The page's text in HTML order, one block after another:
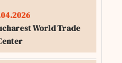
World Trade